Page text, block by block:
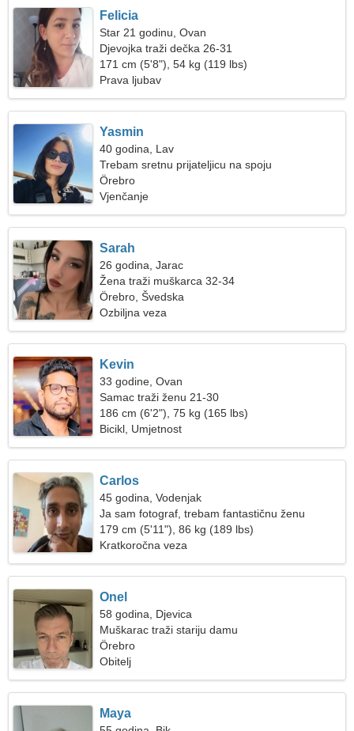
Felicia
Star 21 godinu, Ovan
Djevojka traži dečka 26-31
171 cm (5'8"), 54 kg (119 lbs)
Prava ljubav
Yasmin
40 godina, Lav
Trebam sretnu prijateljicu na spoju
Örebro
Vjenčanje
Sarah
26 godina, Jarac
Žena traži muškarca 32-34
Örebro, Švedska
Ozbiljna veza
Kevin
33 godine, Ovan
Samac traži ženu 21-30
186 cm (6'2"), 75 kg (165 lbs)
Bicikl, Umjetnost
Carlos
45 godina, Vodenjak
Ja sam fotograf, trebam fantastičnu ženu
179 cm (5'11"), 86 kg (189 lbs)
Kratkoročna veza
Onel
58 godina, Djevica
Muškarac traži stariju damu
Örebro
Obitelj
Maya